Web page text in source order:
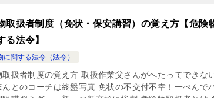
取扱者制度（免状・保安講習）の覚え方【危険
る法令】
に関する法令（法令）
取扱者制度の覚え方 取扱作業父さんがへたってできな
んとのコーチは終盤写真 免状の不交付不幸！一ぺんで